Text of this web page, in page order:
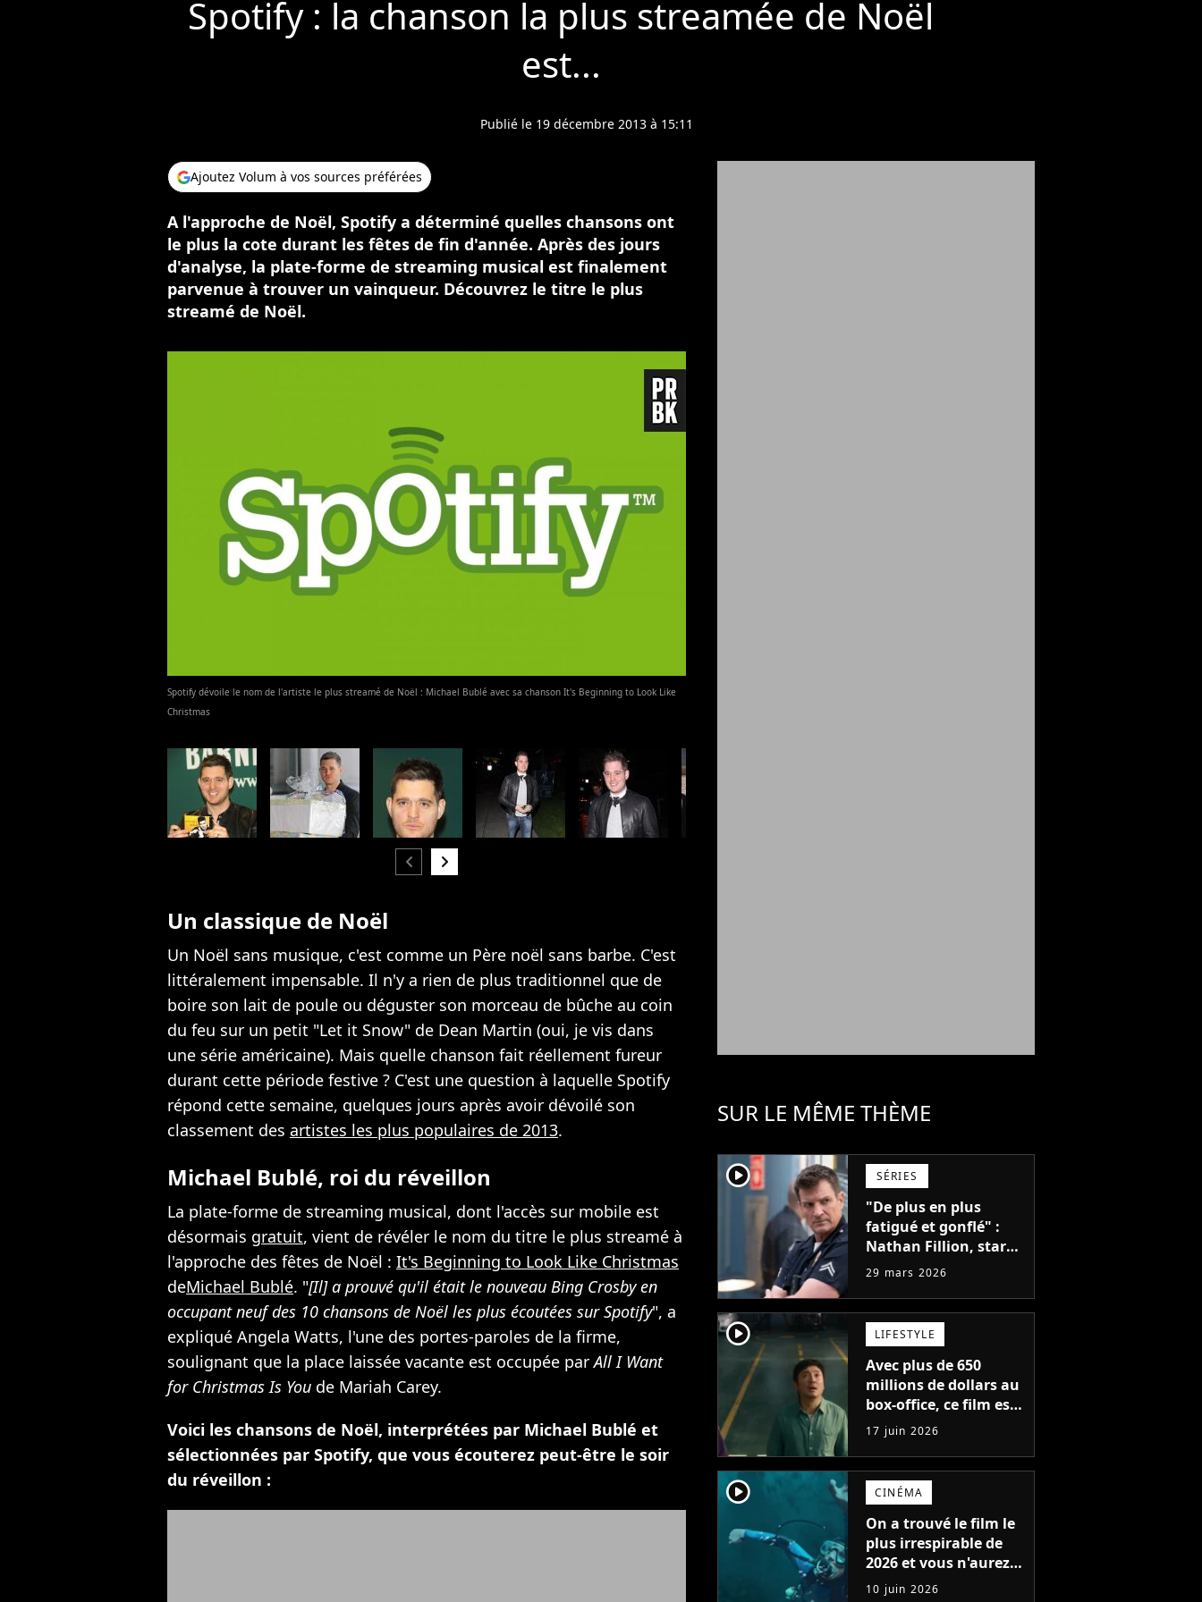
Spotify : la chanson la plus streamée de Noël
est...
Publié le 19 décembre 2013 à 15:11
Ajoutez Volum à vos sources préférées
A l'approche de Noël, Spotify a déterminé quelles chansons ont
le plus la cote durant les fêtes de fin d'année. Après des jours
d'analyse, la plate-forme de streaming musical est finalement
parvenue à trouver un vainqueur. Découvrez le titre le plus
streamé de Noël.
Spotify dévoile le nom de l'artiste le plus streamé de Noël : Michael Bublé avec sa chanson It's Beginning to Look Like
Christmas
chevron_left chevron_right
Un classique de Noël
Un Noël sans musique, c'est comme un Père noël sans barbe. C'est
littéralement impensable. Il n'y a rien de plus traditionnel que de
boire son lait de poule ou déguster son morceau de bûche au coin
du feu sur un petit "Let it Snow" de Dean Martin (oui, je vis dans
une série américaine). Mais quelle chanson fait réellement fureur
durant cette période festive ? C'est une question à laquelle Spotify
répond cette semaine, quelques jours après avoir dévoilé son
classement des artistes les plus populaires de 2013.
Michael Bublé, roi du réveillon
La plate-forme de streaming musical, dont l'accès sur mobile est
désormais gratuit, vient de révéler le nom du titre le plus streamé à
l'approche des fêtes de Noël : It's Beginning to Look Like Christmas
deMichael Bublé. "[Il] a prouvé qu'il était le nouveau Bing Crosby en
occupant neuf des 10 chansons de Noël les plus écoutées sur Spotify", a
expliqué Angela Watts, l'une des portes-paroles de la firme,
soulignant que la place laissée vacante est occupée parAll I Want
for Christmas Is You de Mariah Carey.
Voici les chansons de Noël, interprétées par Michael Bublé et
sélectionnées par Spotify, que vous écouterez peut-être le soir
du réveillon :
SUR LE MÊME THÈME
player2 SÉRIES
"De plus en plus
fatigué et gonflé" :
Nathan Fillion, star
de The Rookie, a lutté
un rôle qui le
détruisait de plus en
plus
29 mars 2026
player2 LIFESTYLE
Avec plus de 650
millions de dollars au
box-office, ce film est
l'un des plus gros
succès de 2026... et
vous ne pourrez
probablement jamais
le voir en France
17 juin 2026
player2 CINÉMA
On a trouvé le film le
plus irrespirable de
2026 et vous n'aurez
plus jamais envie de
10 juin 2026